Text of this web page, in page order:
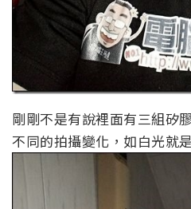
剛剛不是有說裡面有三組矽
不同的拍攝變化，如白光就